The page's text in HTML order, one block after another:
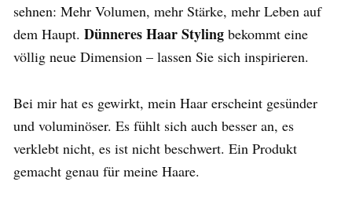
sehnen: Mehr Volumen, mehr Stärke, mehr Leben auf
dem Haupt. Dünneres Haar Styling bekommt eine
völlig neue Dimension – lassen Sie sich inspirieren.
Bei mir hat es gewirkt, mein Haar erscheint gesünder
und voluminöser. Es fühlt sich auch besser an, es
verklebt nicht, es ist nicht beschwert. Ein Produkt
gemacht genau für meine Haare.